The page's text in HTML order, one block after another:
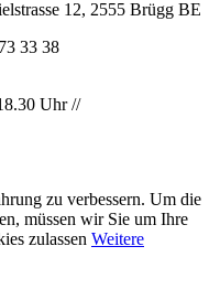
12, 2555 Brügg BE
33 38
Uhr //
zu verbessern. Um die
müssen wir Sie um Ihre
zulassen Weitere